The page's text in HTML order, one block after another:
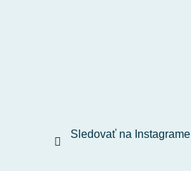
Sledovať na Instagrame